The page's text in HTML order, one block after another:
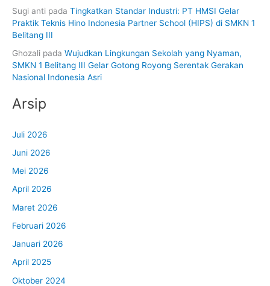
Sugi anti pada Tingkatkan Standar Industri: PT HMSI Gelar
Praktik Teknis Hino Indonesia Partner School (HIPS) di SMKN 1
Belitang III
Ghozali pada Wujudkan Lingkungan Sekolah yang Nyaman,
SMKN 1 Belitang III Gelar Gotong Royong Serentak Gerakan
Nasional Indonesia Asri
Arsip
Juli 2026
Juni 2026
Mei 2026
April 2026
Maret 2026
Februari 2026
Januari 2026
April 2025
Oktober 2024